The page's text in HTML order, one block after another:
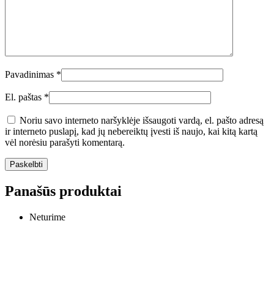
Pavadinimas *
El. paštas *
Noriu savo interneto naršyklėje išsaugoti vardą, el. pašto adresą
ir interneto puslapį, kad jų nebereiktų įvesti iš naujo, kai kitą kartą
vėl norėsiu parašyti komentarą.
Panašūs produktai
Neturime